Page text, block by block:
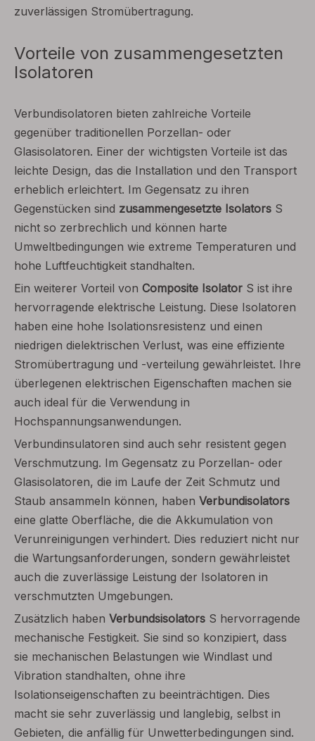
zuverlässigen Stromübertragung.
Vorteile von zusammengesetzten
Isolatoren
Verbundisolatoren bieten zahlreiche Vorteile
gegenüber traditionellen Porzellan- oder
Glasisolatoren. Einer der wichtigsten Vorteile ist das
leichte Design, das die Installation und den Transport
erheblich erleichtert. Im Gegensatz zu ihren
Gegenstücken sind zusammengesetzte Isolators S
nicht so zerbrechlich und können harte
Umweltbedingungen wie extreme Temperaturen und
hohe Luftfeuchtigkeit standhalten.
Ein weiterer Vorteil von Composite Isolator S ist ihre
hervorragende elektrische Leistung. Diese Isolatoren
haben eine hohe Isolationsresistenz und einen
niedrigen dielektrischen Verlust, was eine effiziente
Stromübertragung und -verteilung gewährleistet. Ihre
überlegenen elektrischen Eigenschaften machen sie
auch ideal für die Verwendung in
Hochspannungsanwendungen.
Verbundinsulatoren sind auch sehr resistent gegen
Verschmutzung. Im Gegensatz zu Porzellan- oder
Glasisolatoren, die im Laufe der Zeit Schmutz und
Staub ansammeln können, haben Verbundisolators
eine glatte Oberfläche, die die Akkumulation von
Verunreinigungen verhindert. Dies reduziert nicht nur
die Wartungsanforderungen, sondern gewährleistet
auch die zuverlässige Leistung der Isolatoren in
verschmutzten Umgebungen.
Zusätzlich haben Verbundsisolators S hervorragende
mechanische Festigkeit. Sie sind so konzipiert, dass
sie mechanischen Belastungen wie Windlast und
Vibration standhalten, ohne ihre
Isolationseigenschaften zu beeinträchtigen. Dies
macht sie sehr zuverlässig und langlebig, selbst in
Gebieten, die anfällig für Unwetterbedingungen sind.